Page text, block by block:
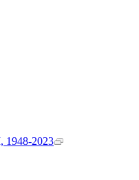
2023